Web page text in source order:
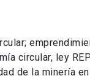
circular, ley
de la minería